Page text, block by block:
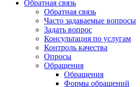
Обратная связь
Обратная связь
Часто задаваемые вопросы
Задать вопрос
Консультация по услугам
Контроль качества
Опросы
Обращения
Обращения
Формы обращений